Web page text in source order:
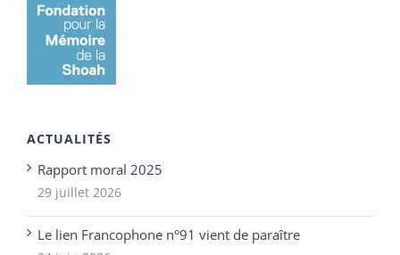
ACTUALITÉS
Rapport moral 2025
29 juillet 2026
Le lien Francophone n°91 vient de paraître